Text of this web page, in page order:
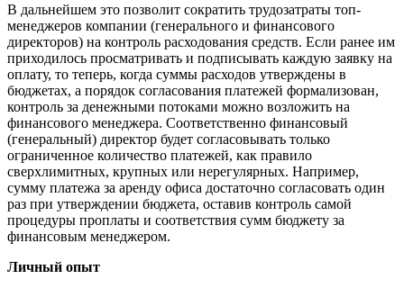
В дальнейшем это позволит сократить трудозатраты топ-
менеджеров компании (генерального и финансового
директоров) на контроль расходования средств. Если ранее им
приходилось просматривать и подписывать каждую заявку на
оплату, то теперь, когда суммы расходов утверждены в
бюджетах, а порядок согласования платежей формализован,
контроль за денежными потоками можно возложить на
финансового менеджера. Соответственно финансовый
(генеральный) директор будет согласовывать только
ограниченное количество платежей, как правило
сверхлимитных, крупных или нерегулярных. Например,
сумму платежа за аренду офиса достаточно согласовать один
раз при утверждении бюджета, оставив контроль самой
процедуры проплаты и соответствия сумм бюджету за
финансовым менеджером.
Личный опыт